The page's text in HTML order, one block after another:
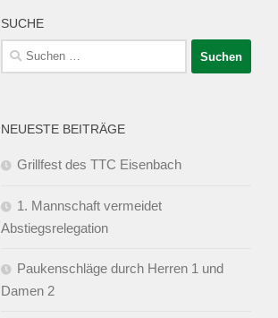
SUCHE
Suchen
nach:
NEUESTE BEITRÄGE
Grillfest des TTC Eisenbach
1. Mannschaft vermeidet
Abstiegsrelegation
Paukenschläge durch Herren 1 und
Damen 2